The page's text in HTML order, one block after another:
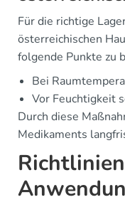
Für die richtige
österreichischen
folgende Punkte zu
Bei
Vor Feuchtigkeit
Durch diese
Medikaments